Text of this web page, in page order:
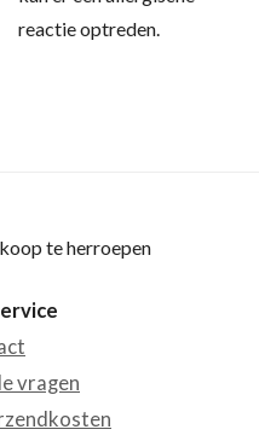
reactie optreden.
te herroepen
vragen